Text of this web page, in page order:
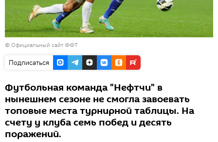
© Официальный сайт ФФТ
Подписаться
Футбольная команда "Нефтчи" в
нынешнем сезоне не смогла завоевать
топовые места турнирной таблицы. На
счету у клуба семь побед и десять
поражений.